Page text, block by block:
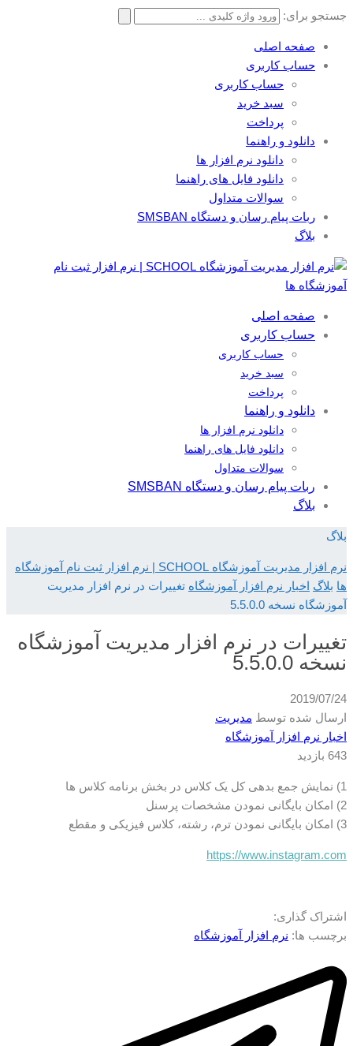
جستجو برای:
صفحه اصلی
حساب کاربری
حساب کاربری
سبد خرید
پرداخت
دانلود و راهنما
دانلود نرم افزار ها
دانلود فایل های راهنما
سوالات متداول
ربات پیام رسان و دستگاه SMSBAN
بلاگ
صفحه اصلی
حساب کاربری
حساب کاربری
سبد خرید
پرداخت
دانلود و راهنما
دانلود نرم افزار ها
دانلود فایل های راهنما
سوالات متداول
ربات پیام رسان و دستگاه SMSBAN
بلاگ
بلاگ
نرم افزار مدیریت آموزشگاه SCHOOL | نرم افزار ثبت نام آموزشگاه
ها بلاگ اخبار نرم افزار آموزشگاه تغییرات در نرم افزار مدیریت
آموزشگاه نسخه 5.5.0.0
تغییرات در نرم افزار مدیریت آموزشگاه
نسخه 5.5.0.0
2019/07/24
ارسال شده توسط مدیریت
اخبار نرم افزار آموزشگاه
643 بازدید
1) نمایش جمع بدهی کل یک کلاس در بخش برنامه کلاس ها
2) امکان بایگانی نمودن مشخصات پرسنل
3) امکان بایگانی نمودن ترم، رشته، ‌کلاس فیزیکی و مقطع
https://www.instagram.com
اشتراک گذاری:
برچسب ها: نرم افزار آموزشگاه